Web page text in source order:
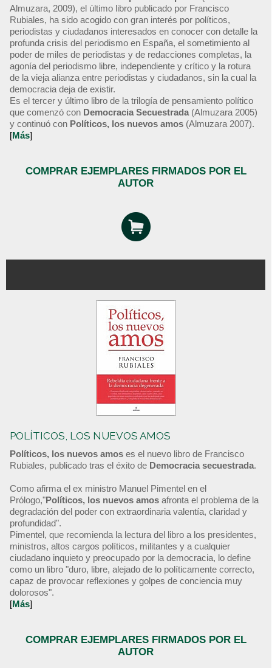
Almuzara, 2009), el último libro publicado por Francisco
Rubiales, ha sido acogido con gran interés por políticos,
periodistas y ciudadanos interesados en conocer con detalle la
profunda crisis del periodismo en España, el sometimiento al
poder de miles de periodistas y de redacciones completas, la
agonía del periodismo libre, independiente y crítico y la rotura
de la vieja alianza entre periodistas y ciudadanos, sin la cual la
democracia deja de existir.
Es el tercer y último libro de la trilogía de pensamiento político
que comenzó con Democracia Secuestrada (Almuzara 2005)
y continuó con Políticos, los nuevos amos (Almuzara 2007).
[Más]
COMPRAR EJEMPLARES FIRMADOS POR EL
AUTOR
POLÍTICOS, LOS NUEVOS AMOS
Políticos, los nuevos amos es el nuevo libro de Francisco
Rubiales, publicado tras el éxito de Democracia secuestrada.
Como afirma el ex ministro Manuel Pimentel en el
Prólogo,"Políticos, los nuevos amos afronta el problema de la
degradación del poder con extraordinaria valentía, claridad y
profundidad".
Pimentel, que recomienda la lectura del libro a los presidentes,
ministros, altos cargos políticos, militantes y a cualquier
ciudadano inquieto y preocupado por la democracia, lo define
como un libro "duro, libre, alejado de lo políticamente correcto,
capaz de provocar reflexiones y golpes de conciencia muy
dolorosos".
[Más]
COMPRAR EJEMPLARES FIRMADOS POR EL
AUTOR